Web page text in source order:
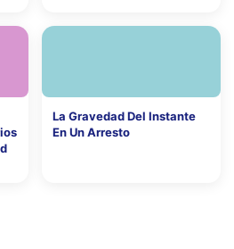
La Gravedad Del Instante
En Un Arresto